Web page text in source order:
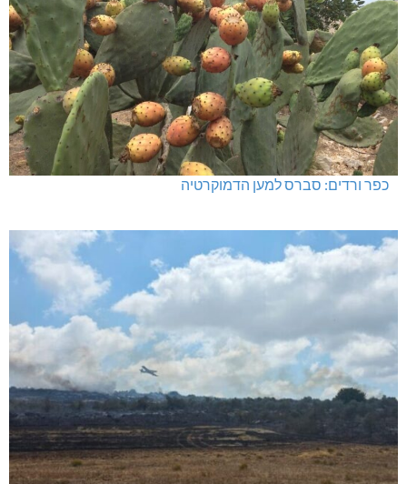
כפר ורדים: סברס למען הדמוקרטיה